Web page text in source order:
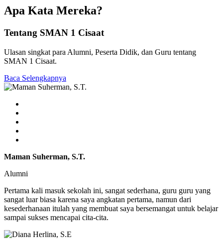
Apa Kata Mereka?
Tentang SMAN 1 Cisaat
Ulasan singkat para Alumni, Peserta Didik, dan Guru tentang
SMAN 1 Cisaat.
Baca Selengkapnya
Maman Suherman, S.T.
Alumni
Pertama kali masuk sekolah ini, sangat sederhana, guru guru yang
sangat luar biasa karena saya angkatan pertama, namun dari
kesederhanaan itulah yang membuat saya bersemangat untuk belajar
sampai sukses mencapai cita-cita.